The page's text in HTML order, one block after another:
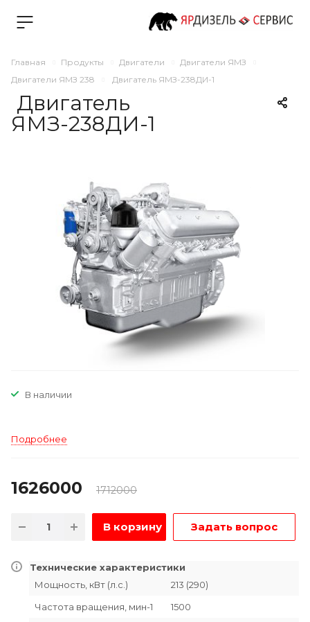
Главная Продукты Двигатели
Двигатели ЯМЗ
Двигатели ЯМЗ 238
Двигатель ЯМЗ-238ДИ-1
Двигатель
ЯМЗ-238ДИ-1
В наличии
Подробнее
1626000 1712000
В корзину Задать вопрос
Технические характеристики
Мощность, кВт (л.с.)
213 (290)
Частота вращения, мин-1
1500